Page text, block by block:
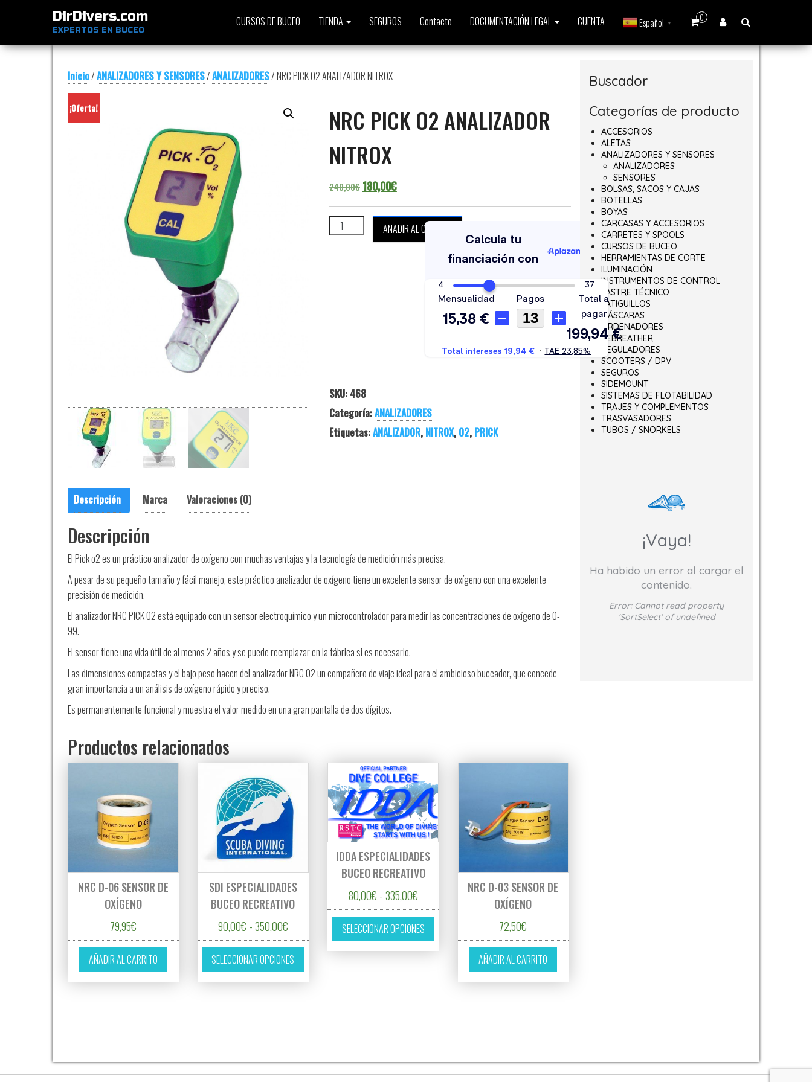
DirDivers.com
EXPERTOS EN BUCEO
0
CURSOS DE BUCEO TIENDA SEGUROS Contacto DOCUMENTACIÓN LEGAL CUENTA Español ▼
Inicio/ANALIZADORES Y SENSORES/ANALIZADORES/ NRC PICK O2 ANALIZADOR NITROX
¡Oferta!
NRC PICK O2 ANALIZADOR
NITROX
240,00€ El precio original era: 240,00€.
180,00€El precio actual es: 180,00€.
NRC PICK O2 ANALIZADOR NITROX cantidad
AÑADIR AL CARRITO
SKU: 468
Categoría:ANALIZADORES
Etiquetas:ANALIZADOR, NITROX, O2, PRICK
Descripción Marca Valoraciones (0)
Descripción
El Pick o2 es un práctico analizador de oxígeno con muchas ventajas y la tecnología de medición más precisa.
A pesar de su pequeño tamaño y fácil manejo, este práctico analizador de oxígeno tiene un excelente sensor de oxígeno con una excelente
precisión de medición.
El analizador NRC PICK O2 está equipado con un sensor electroquímico y un microcontrolador para medir las concentraciones de oxígeno de 0-
99.
El sensor tiene una vida útil de al menos 2 años y se puede reemplazar en la fábrica si es necesario.
Las dimensiones compactas y el bajo peso hacen del analizador NRC O2 un compañero de viaje ideal para el ambicioso buceador, que concede
gran importancia a un análisis de oxígeno rápido y preciso.
Es permanentemente funcional y muestra el valor medido en una gran pantalla de dos dígitos.
Productos relacionados
NRC D-06 SENSOR DE
OXÍGENO
79,95€
AÑADIR AL CARRITO
SDI ESPECIALIDADES
BUCEO RECREATIVO
90,00€ -350,00€Rango de precios: desde 90,00€ hasta 350,00€
SELECCIONAR OPCIONES
Este producto tiene múltiples variantes. Las opciones se pueden elegir en la página de producto
IDDA ESPECIALIDADES
BUCEO RECREATIVO
80,00€ -335,00€Rango de precios: desde 80,00€ hasta 335,00€
SELECCIONAR OPCIONES
Este producto tiene múltiples variantes. Las opciones se pueden elegir en la página de producto
NRC D-03 SENSOR DE
OXÍGENO
72,50€
AÑADIR AL CARRITO
Buscador
Categorías de producto
ACCESORIOS
ALETAS
ANALIZADORES Y SENSORES
ANALIZADORES
SENSORES
BOLSAS, SACOS Y CAJAS
BOTELLAS
BOYAS
CARCASAS Y ACCESORIOS
CARRETES Y SPOOLS
CURSOS DE BUCEO
HERRAMIENTAS DE CORTE
ILUMINACIÓN
INSTRUMENTOS DE CONTROL
LASTRE TÉCNICO
LATIGUILLOS
MÁSCARAS
ORDENADORES
REBREATHER
REGULADORES
SCOOTERS / DPV
SEGUROS
SIDEMOUNT
SISTEMAS DE FLOTABILIDAD
TRAJES Y COMPLEMENTOS
TRASVASADORES
TUBOS / SNORKELS
¡Vaya!
Ha habido un error al cargar el
contenido.
Error: Cannot read property
'SortSelect' of undefined